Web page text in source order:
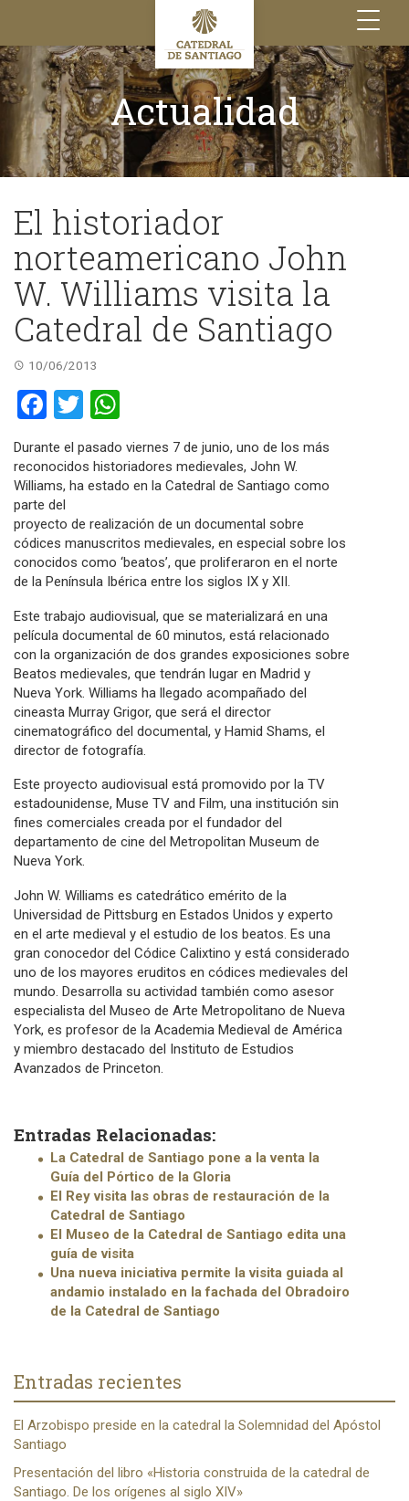
Toggle
navigation
Actualidad
El historiador
norteamericano John
W. Williams visita la
Catedral de Santiago
10/06/2013
Facebook
Twitter
Durante el pasado viernes 7 de junio, uno de los más
reconocidos historiadores medievales, John W.
Williams, ha estado en la Catedral de Santiago como
parte del
proyecto de realización de un documental sobre
códices manuscritos medievales, en especial sobre los
conocidos como ‘beatos’, que proliferaron en el norte
de la Península Ibérica entre los siglos IX y XII.
Este trabajo audiovisual, que se materializará en una
película documental de 60 minutos, está relacionado
con la organización de dos grandes exposiciones sobre
Beatos medievales, que tendrán lugar en Madrid y
Nueva York. Williams ha llegado acompañado del
cineasta Murray Grigor, que será el director
cinematográfico del documental, y Hamid Shams, el
director de fotografía.
Este proyecto audiovisual está promovido por la TV
estadounidense, Muse TV and Film, una institución sin
fines comerciales creada por el fundador del
departamento de cine del Metropolitan Museum de
Nueva York.
John W. Williams es catedrático emérito de la
Universidad de Pittsburg en Estados Unidos y experto
en el arte medieval y el estudio de los beatos. Es una
gran conocedor del Códice Calixtino y está considerado
uno de los mayores eruditos en códices medievales del
mundo. Desarrolla su actividad también como asesor
especialista del Museo de Arte Metropolitano de Nueva
York, es profesor de la Academia Medieval de América
y miembro destacado del Instituto de Estudios
Avanzados de Princeton.
Entradas Relacionadas:
La Catedral de Santiago pone a la venta la
Guía del Pórtico de la Gloria
El Rey visita las obras de restauración de la
Catedral de Santiago
El Museo de la Catedral de Santiago edita una
guía de visita
Una nueva iniciativa permite la visita guiada al
andamio instalado en la fachada del Obradoiro
de la Catedral de Santiago
Entradas recientes
El Arzobispo preside en la catedral la Solemnidad del Apóstol
Santiago
Presentación del libro «Historia construida de la catedral de
Santiago. De los orígenes al siglo XIV»